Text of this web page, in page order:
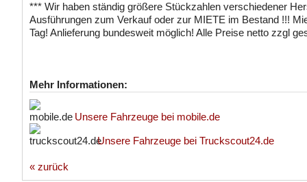
*** Wir haben ständig größere Stückzahlen verschiedener
Ausführungen zum Verkauf oder zur MIETE im Bestand !!!
Tag! Anlieferung bundesweit möglich! Alle Preise netto zzgl
Mehr Informationen:
Unsere Fahrzeuge bei mobile.de
Unsere Fahrzeuge bei Truckscout24.de
« zurück